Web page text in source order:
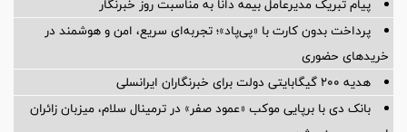
پیام ‌تبریک‌ مدیرعامل بیمه دانا به مناسبت روز خبرنگار
پرداخت بدون کارت با «پی‌پاد»؛ تجربه‌ای سریع، امن و هوشمند در
خریدهای حضوری
هدیه ۲۰۰ گیگابایتی دولت برای خبرنگاران ایرانسلی
بانک دی با برپایی موکب «عمود صفر» در ترمینال سلام، میزبان زائران